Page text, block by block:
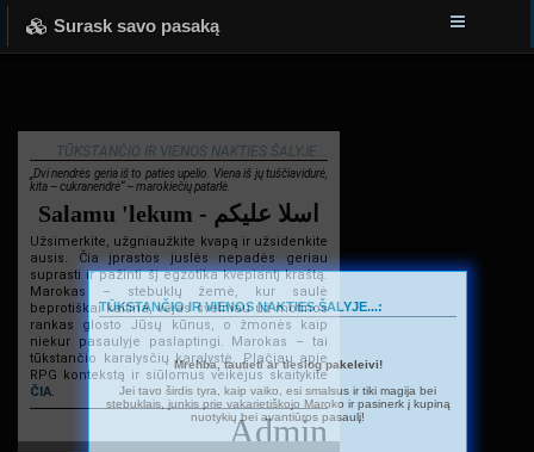
Surask savo pasaką
TŪKSTANČIO IR VIENOS NAKTIES ŠALYJE...
„Dvi nendrės geria iš to paties upelio. Viena iš jų tuščiavidurė,
kita – cukranendrė“ – marokiečių patarlė.
Salamu 'lekum - اسلا عليكم
Užsimerkite, užgniaužkite kvapą ir užsidenkite
ausis. Čia įprastos juslės nepadės geriau
suprasti ir pažinti šį egzotika kvepiantį kraštą.
Marokas – stebuklų žemė, kur saulė
beprotiškai kaitina, vėjas švelniau už motinos
rankas glosto Jūsų kūnus, o žmonės kaip
niekur pasaulyje paslaptingi. Marokas – tai
tūkstančio karalysčių karalystė. Plačiau apie
RPG kontekstą ir siūlomus veikėjus skaitykite
ČIA.
Admin
TŪKSTANČIO IR VIENOS NAKTIES ŠALYJE...:
Mrehba, tautieti ar tiesiog pakeleivi!
Jei tavo širdis tyra, kaip vaiko, esi smalsus ir tiki magija bei
stebuklais, junkis prie vakarietiškojo Maroko ir pasinerk į kupiną
nuotykių bei avantiūros pasaulį!